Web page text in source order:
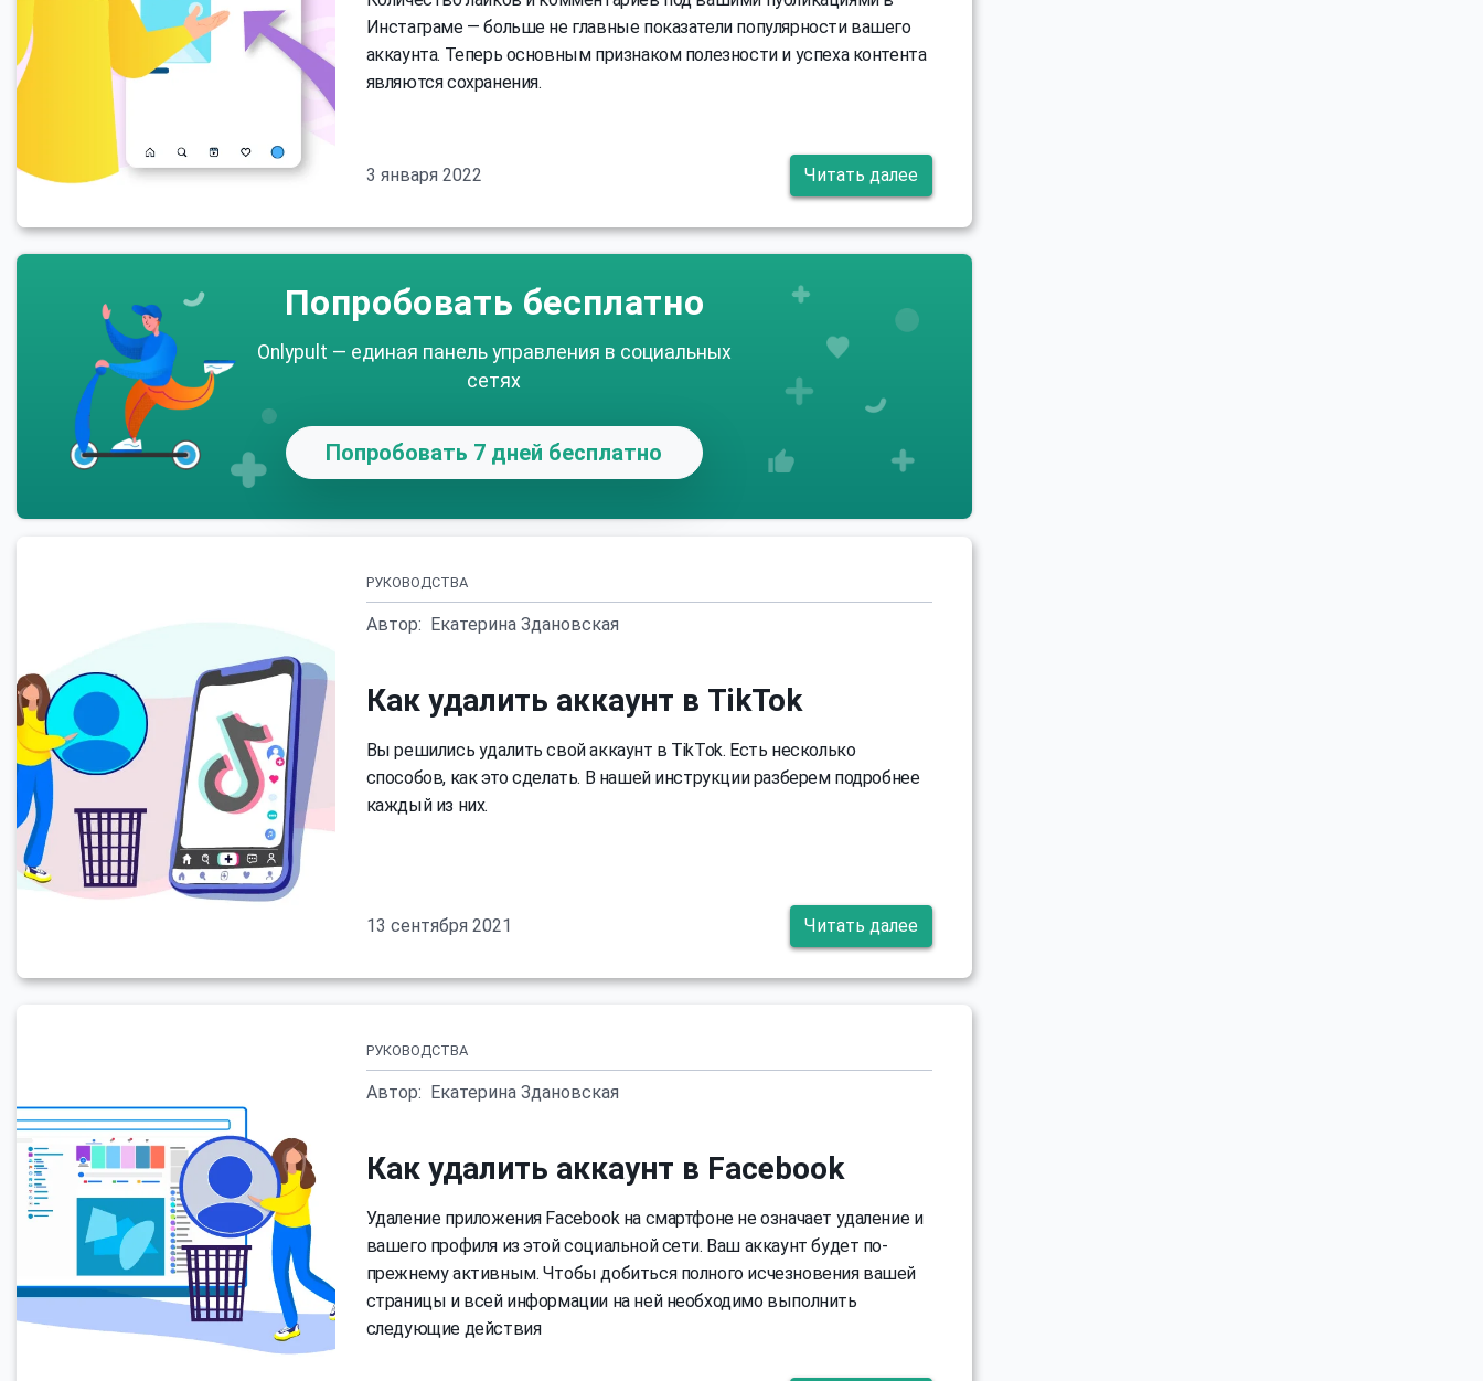
Инстаграме — больше не главные показатели популярности вашего
аккаунта. Теперь основным признаком полезности и успеха контента
являются сохранения.
3 января 2022 Читать далее
Попробовать бесплатно
Onlypult — единая панель управления в социальных
сетях
Попробовать 7 дней бесплатно
РУКОВОДСТВА
Автор: Екатерина Здановская
Как удалить аккаунт в TikTok
Вы решились удалить свой аккаунт в TikTok. Есть несколько
способов, как это сделать. В нашей инструкции разберем подробнее
каждый из них.
13 сентября 2021 Читать далее
РУКОВОДСТВА
Автор: Екатерина Здановская
Как удалить аккаунт в Facebook
Удаление приложения Facebook на смартфоне не означает удаление и
вашего профиля из этой социальной сети. Ваш аккаунт будет по-
прежнему активным. Чтобы добиться полного исчезновения вашей
страницы и всей информации на ней необходимо выполнить
следующие действия